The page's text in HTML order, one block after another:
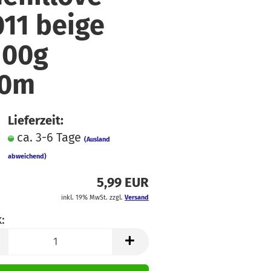
Mood
/ Double
& Bänderbeige
Lieferzeit:
ca. 3-6 Tage (Ausland
abweichend)
5,99 EUR
inkl. 19% MwSt. zzgl. Versand